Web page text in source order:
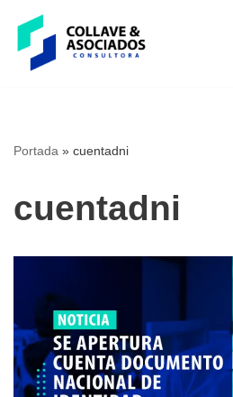
Skip
Portada » cuentadni
cuentadni